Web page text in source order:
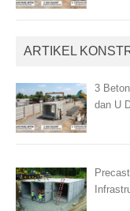
ARTIKEL
3
dan U